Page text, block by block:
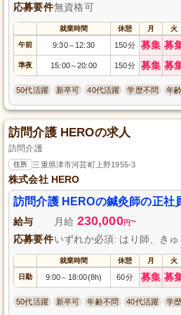
応募要件無資格可
就業時間 休憩 月 火
午前 9:30～ 12:30 150分 募集 募
準夜 15:00～20:00 150分 募集 募
50代活躍 新卒可 40代活躍 学歴不問 年
訪問介護 HEROの求人
訪問介護
住所 三重県津市河芸町上野1955-3
株式会社 HERO
訪問介護 HEROの鍼灸師の正社
給与 月給 230,000円~
応募要件いずれか必須: はり師、きゅ
就業時間 休憩 月 火
日勤 9:00～ 18:00(8h) 60分 募集 募
50代活躍 新卒可 年齢不問 40代活躍 学